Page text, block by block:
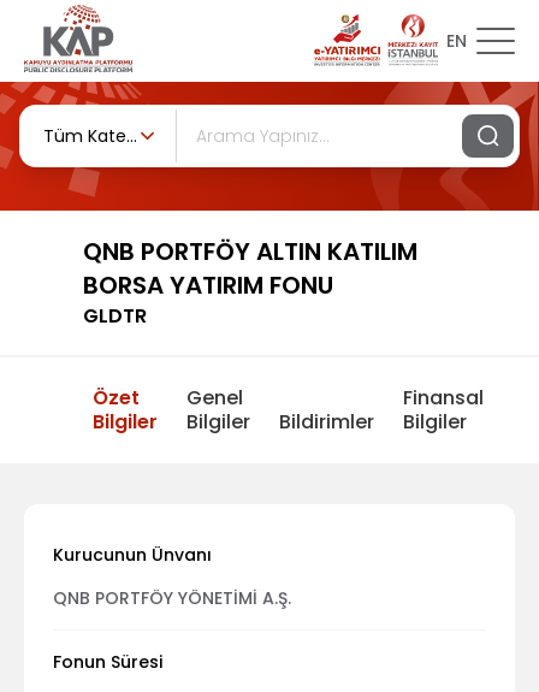
EN
Tüm Kategoriler
QNB PORTFÖY ALTIN KATILIM
BORSA YATIRIM FONU
GLDTR
Özet
Bilgiler
Genel
Bilgiler
Bildirimler
Finansal
Bilgiler
Kurucunun Ünvanı
QNB PORTFÖY YÖNETİMİ A.Ş.
Fonun Süresi